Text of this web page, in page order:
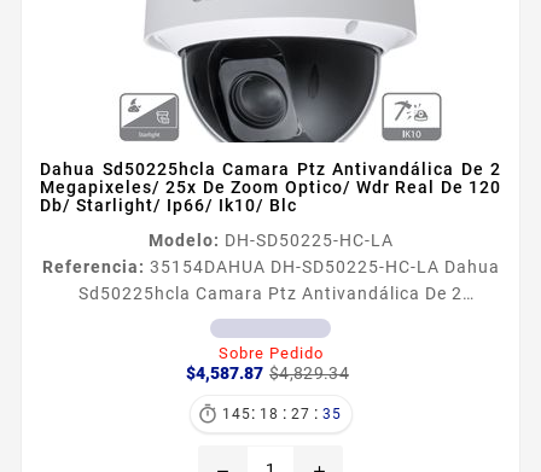
Dahua Sd50225hcla Camara Ptz Antivandálica De 2
Megapixeles/ 25x De Zoom Optico/ Wdr Real De 120
Db/ Starlight/ Ip66/ Ik10/ Blc
Modelo: DH-SD50225-HC-LA
Referencia: 35154DAHUA DH-SD50225-HC-LA Dahua
Sd50225hcla Camara Ptz Antivandálica De 2
Megapixeles/ 25x De Zoom Optico/ Wdr Real De 120
Db/ Starlight/ Ip66/ Ik10/ Blc Información General El
modelo SD50225IHCLA es una cámara PTZ que
puede proporcionar un amplio rango de monitoreo y
gran detalle ofrece una resolución de 1080P a 2530
Sobre Pedido
$4,587.87 $4,829.34
 145: 18 : 27 : 33